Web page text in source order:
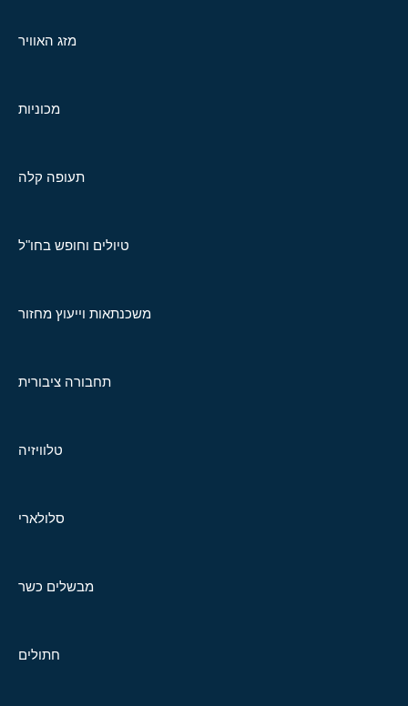
מזג האוויר
מכוניות
תעופה קלה
טיולים וחופש בחו"ל
משכנתאות וייעוץ מחזור
תחבורה ציבורית
טלוויזיה
סלולארי
מבשלים כשר
חתולים